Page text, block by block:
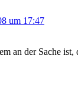
um 17:47
an der Sache